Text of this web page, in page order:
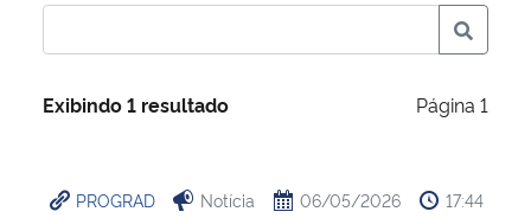
Ministério da Infraestrutura
Ministério da Cidadania
Exibindo 1 resultado Página 1
PROGRAD Notícia 06/05/2026 17:44